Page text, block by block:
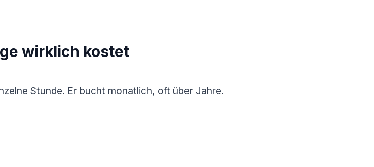
wirklich kostet
Stunde. Er bucht monatlich, oft über Jahre.